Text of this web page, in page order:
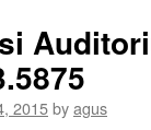
2015byagus